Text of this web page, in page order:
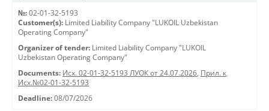
№: 02-01-32-5193
Customer(s): Limited Liability Company "LUKOIL Uzbekistan
Operating Company"
Organizer of tender: Limited Liability Company "LUKOIL
Uzbekistan Operating Company"
Documents: Исх. 02-01-32-5193 ЛУОК от 24.07.2026, Прил. к
Исх.№02-01-32-5193
Deadline: 08/07/2026